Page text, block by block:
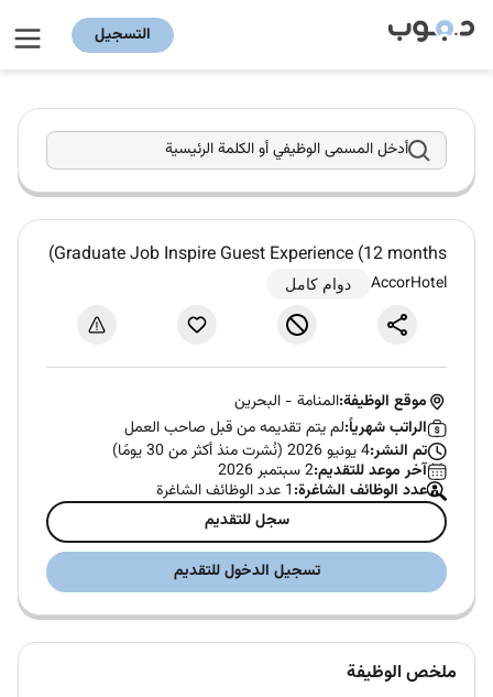
التسجيل
أدخل المسمى الوظيفي أو الكلمة الرئيسية
Graduate Job Inspire Guest Experience (12 months)
AccorHotel دوام كامل
موقع الوظيفة:المنامة - البحرين
الراتب شهرياً:لم يتم تقديمه من قبل صاحب العمل
تم النشر:4 يونيو 2026 (نُشرت منذ أكثر من 30 يومًا)
آخر موعد للتقديم:2 سبتمبر 2026
عدد الوظائف الشاغرة:1 عدد الوظائف الشاغرة
سجل للتقديم
تسجيل الدخول للتقديم
ملخص الوظيفة